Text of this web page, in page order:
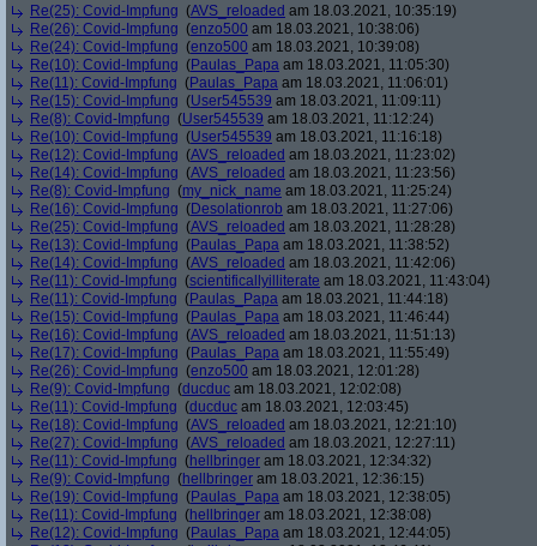
Re(25): Covid-Impfung (AVS_reloaded am 18.03.2021, 10:35:19)
Re(26): Covid-Impfung (enzo500 am 18.03.2021, 10:38:06)
Re(24): Covid-Impfung (enzo500 am 18.03.2021, 10:39:08)
Re(10): Covid-Impfung (Paulas_Papa am 18.03.2021, 11:05:30)
Re(11): Covid-Impfung (Paulas_Papa am 18.03.2021, 11:06:01)
Re(15): Covid-Impfung (User545539 am 18.03.2021, 11:09:11)
Re(8): Covid-Impfung (User545539 am 18.03.2021, 11:12:24)
Re(10): Covid-Impfung (User545539 am 18.03.2021, 11:16:18)
Re(12): Covid-Impfung (AVS_reloaded am 18.03.2021, 11:23:02)
Re(14): Covid-Impfung (AVS_reloaded am 18.03.2021, 11:23:56)
Re(8): Covid-Impfung (my_nick_name am 18.03.2021, 11:25:24)
Re(16): Covid-Impfung (Desolationrob am 18.03.2021, 11:27:06)
Re(25): Covid-Impfung (AVS_reloaded am 18.03.2021, 11:28:28)
Re(13): Covid-Impfung (Paulas_Papa am 18.03.2021, 11:38:52)
Re(14): Covid-Impfung (AVS_reloaded am 18.03.2021, 11:42:06)
Re(11): Covid-Impfung (scientificallyilliterate am 18.03.2021, 11:43:04)
Re(11): Covid-Impfung (Paulas_Papa am 18.03.2021, 11:44:18)
Re(15): Covid-Impfung (Paulas_Papa am 18.03.2021, 11:46:44)
Re(16): Covid-Impfung (AVS_reloaded am 18.03.2021, 11:51:13)
Re(17): Covid-Impfung (Paulas_Papa am 18.03.2021, 11:55:49)
Re(26): Covid-Impfung (enzo500 am 18.03.2021, 12:01:28)
Re(9): Covid-Impfung (ducduc am 18.03.2021, 12:02:08)
Re(11): Covid-Impfung (ducduc am 18.03.2021, 12:03:45)
Re(18): Covid-Impfung (AVS_reloaded am 18.03.2021, 12:21:10)
Re(27): Covid-Impfung (AVS_reloaded am 18.03.2021, 12:27:11)
Re(11): Covid-Impfung (hellbringer am 18.03.2021, 12:34:32)
Re(9): Covid-Impfung (hellbringer am 18.03.2021, 12:36:15)
Re(19): Covid-Impfung (Paulas_Papa am 18.03.2021, 12:38:05)
Re(11): Covid-Impfung (hellbringer am 18.03.2021, 12:38:08)
Re(12): Covid-Impfung (Paulas_Papa am 18.03.2021, 12:44:05)